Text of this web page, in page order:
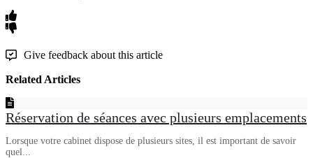
Give feedback about this article
Related Articles
Réservation de séances avec plusieurs emplacements
Lorsque votre cabinet dispose de plusieurs sites, il est important de savoir
quel...